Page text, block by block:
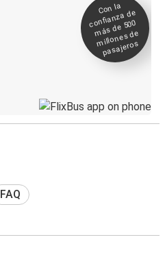
Con la
confianza de
más de 500
millones de
pasajeros
FAQ